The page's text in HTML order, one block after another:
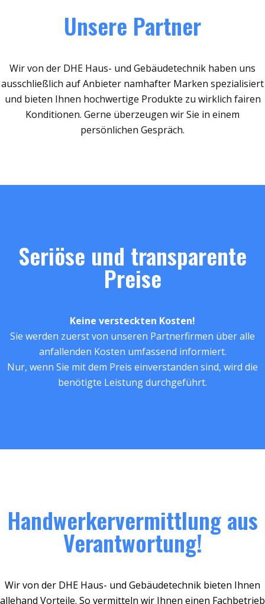
Unsere Partner
Wir von der DHE Haus- und Gebäudetechnik haben uns
ausschließlich auf Anbieter namhafter Marken spezialisiert
und bieten Ihnen hochwertige Produkte zu wirklich fairen
Konditionen. Gerne überzeugen wir Sie in einem
persönlichen Gespräch.
Seriöse und transparente
Preise
Keine versteckten Kosten!
Sie werden zuerst von unseren Partnerfirmen über alle
anfallenden Kosten umfassend informiert.
Nur, wenn Sie mit dem Preis einverstanden sind, wird die
benötigte Leistung durchgeführt.
Handwerkervermittlung aus
Verantwortung!
Wir von der DHE Haus- und Gebäudetechnik bieten Ihnen
allehand Vorteile. So vermitteln wir Ihnen einen Fachbetrieb